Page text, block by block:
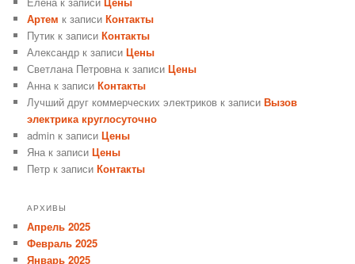
Артем к записиКонтакты
Путик к записиКонтакты
Александр к записиЦены
Светлана Петровна к записиЦены
Анна к записиКонтакты
Лучший друг коммерческих электриков к записиВызов
электрика круглосуточно
admin к записиЦены
Яна к записиЦены
Петр к записиКонтакты
АРХИВЫ
Апрель 2025
Февраль 2025
Январь 2025